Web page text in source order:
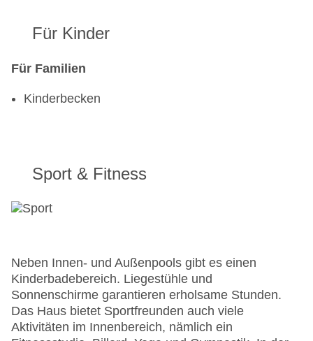
Für Kinder
Für Familien
Kinderbecken
Sport & Fitness
Neben Innen- und Außenpools gibt es einen
Kinderbadebereich. Liegestühle und
Sonnenschirme garantieren erholsame Stunden.
Das Haus bietet Sportfreunden auch viele
Aktivitäten im Innenbereich, nämlich ein